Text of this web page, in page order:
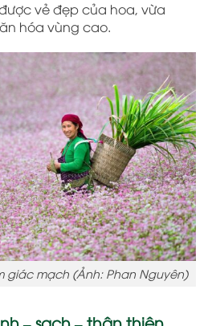
vẻ đẹp của hoa, vừa
hóa vùng cao.
giác mạch (Ảnh: Phan Nguyên)